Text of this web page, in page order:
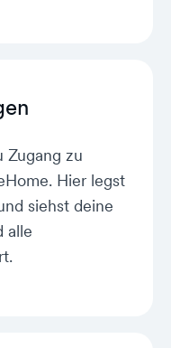
Zugang zu
Hier legst
siehst deine
alle